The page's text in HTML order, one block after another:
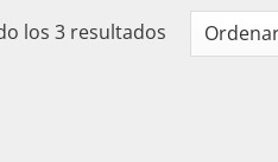
los 3 resultadosOrdenado
por